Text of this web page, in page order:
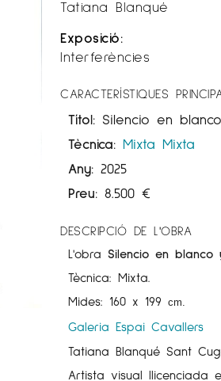
Tatiana Blanqué
Exposició:
Interferències
CARACTERÍSTIQUES
Títol: Silencio en
Tècnica: Mixta Mixta
Any: 2025
Preu: 8.500€
DESCRIPCIÓ DE L'OBRA
L'obraSilencio en
Tècnica: Mixta.
Mides: 160 x 199cm.
Galeria Espai Cavallers
Tatiana Blanqué Sant
Artista visual llicenciada